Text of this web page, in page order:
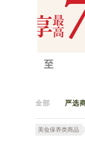
全部 严选
美妆保养类商品